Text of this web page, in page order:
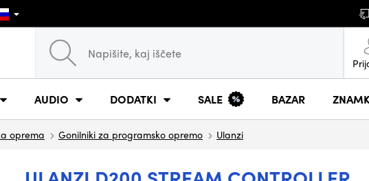
AUDIO DODATKI SALE BAZAR
oprema Gonilniki za programsko opremo Ulanzi